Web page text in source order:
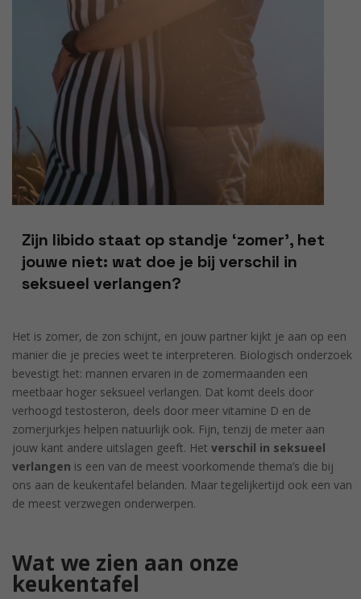
Zijn libido staat op standje ‘zomer’, het
jouwe niet: wat doe je bij verschil in
seksueel verlangen?
Het is zomer, de zon schijnt, en jouw partner kijkt je aan op een
manier die je precies weet te interpreteren. Biologisch onderzoek
bevestigt het: mannen ervaren in de zomermaanden een
meetbaar hoger seksueel verlangen. Dat komt deels door
verhoogd testosteron, deels door meer vitamine D en de
zomerjurkjes helpen natuurlijk ook. Fijn, tenzij de meter aan
jouw kant andere uitslagen geeft. Het verschil in seksueel
verlangen is een van de meest voorkomende thema’s die bij
ons aan de keukentafel belanden. Maar tegelijkertijd ook een van
de meest verzwegen onderwerpen.
Wat we zien aan onze
keukentafel